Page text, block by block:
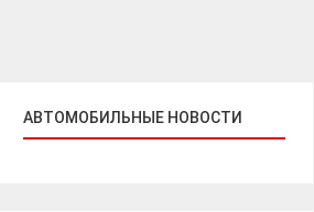
АВТОМОБИЛЬНЫЕ НОВОСТИ